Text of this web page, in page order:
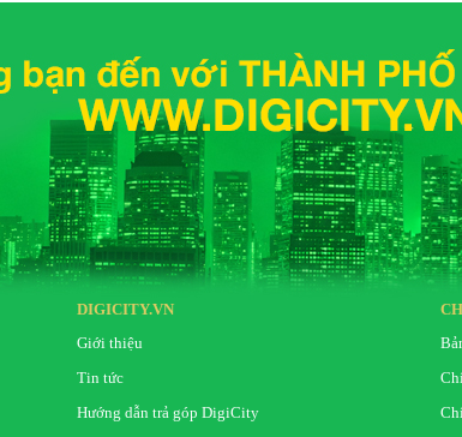
DIGICITY.VN
Giới thiệu
Tin tức
Hướng dẫn trả góp DigiCity